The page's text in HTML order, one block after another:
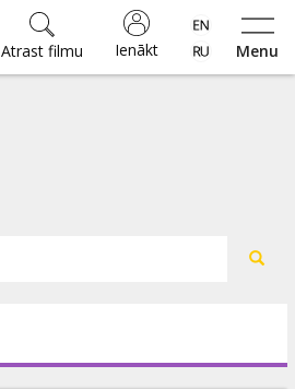
Menu
Ienākt
Atrast filmu